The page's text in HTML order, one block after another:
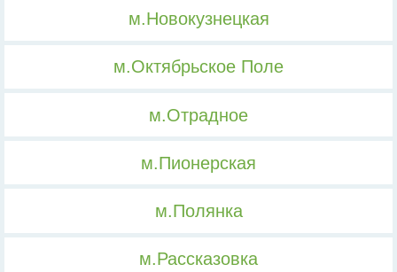
м.Новокузнецкая
м.Октябрьское Поле
м.Отрадное
м.Пионерская
м.Полянка
м.Рассказовка